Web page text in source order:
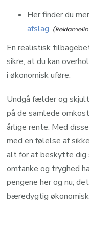
Her finder du
afslag
En realistisk
sikre, at du kan
i økonomisk uføre.
Undgå fælder og
på de samlede
årlige rente. Med
med en følelse af
alt for at beskytte dig
omtanke og tryghed
pengene her og nu;
bæredygtig